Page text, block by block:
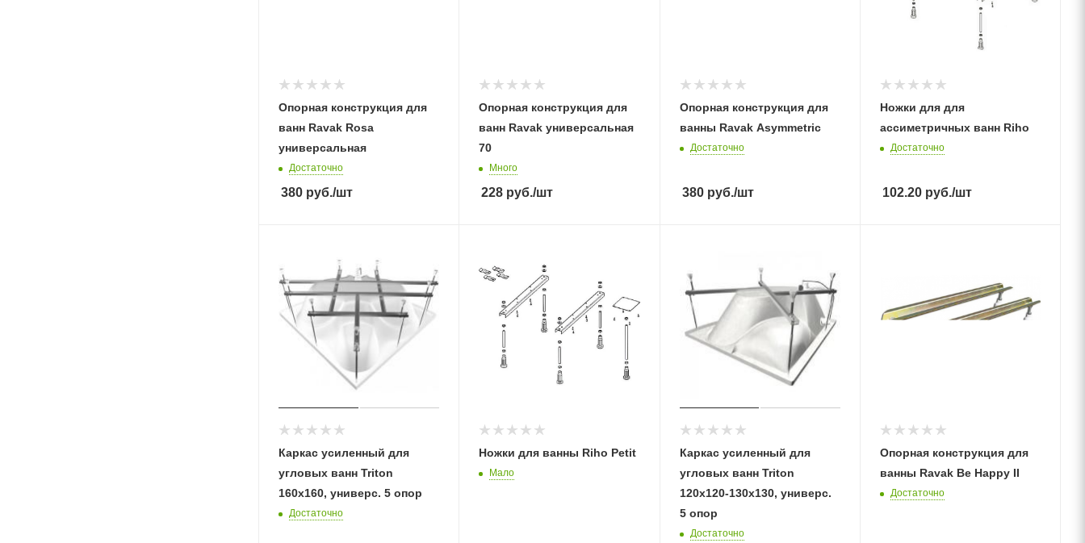
Опорная конструкция для
ванн Ravak Rosa
универсальная
Достаточно
380 руб./шт
Опорная конструкция для
ванн Ravak универсальная
70
Много
228 руб./шт
Опорная конструкция для
ванны Ravak Asymmetric
Достаточно
380руб./шт
Ножки для для
ассиметричных ванн Riho
Достаточно
102.20руб./шт
Каркас усиленный для
угловых ванн Triton
160х160, универс. 5 опор
Достаточно
Ножки для ванны Riho Petit
Мало
Каркас усиленный для
угловых ванн Triton
120х120-130х130, универс.
5 опор
Достаточно
Опорная конструкция для
ванны Ravak Be Happy II
Достаточно